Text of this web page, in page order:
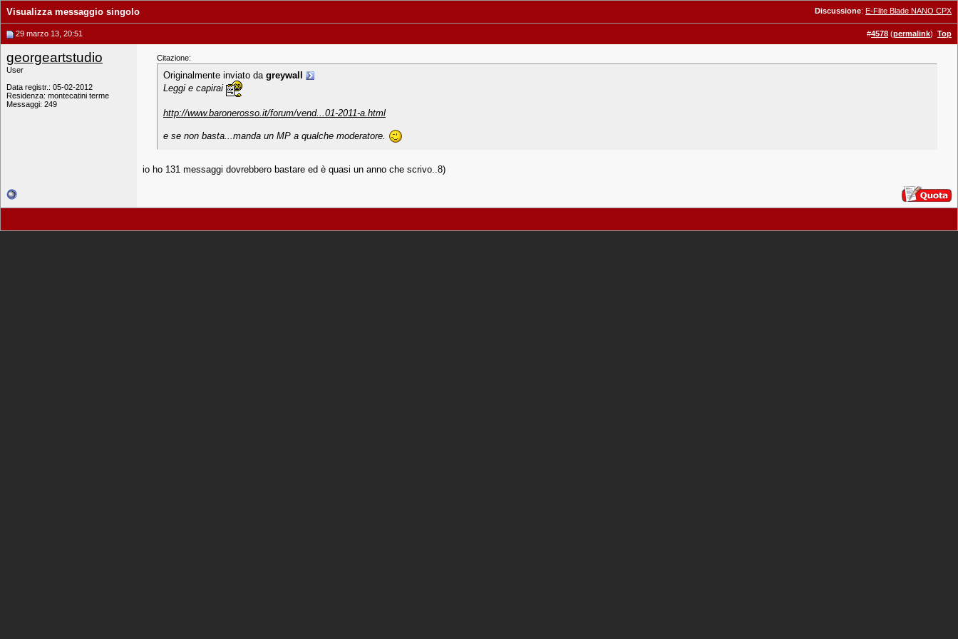
Discussione: E-Flite Blade NANO CPX
Visualizza messaggio singolo
29 marzo 13, 20:51 #4578 (permalink) Top
georgeartstudio
User
Data registr.: 05-02-2012
Residenza: montecatini terme
Messaggi: 249
Citazione:
Originalmente inviato da greywall
Leggi e capirai
http://www.baronerosso.it/forum/vend...01-2011-a.html
e se non basta...manda un MP a qualche moderatore.
io ho 131 messaggi dovrebbero bastare ed è quasi un anno che scrivo..8)